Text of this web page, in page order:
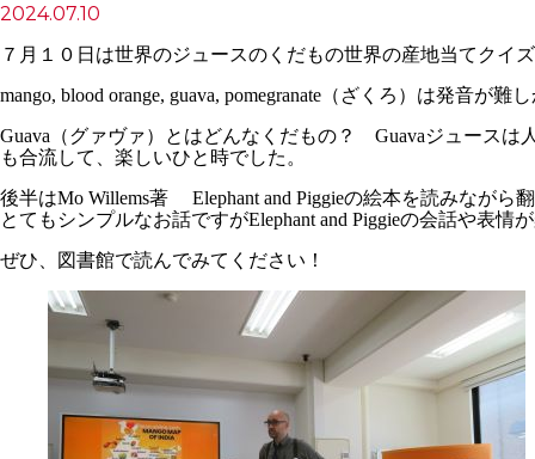
2024.07.10
７月１０日は世界のジュースのくだもの世界の産地当てクイ
mango, blood orange, guava, pomegranate（ざくろ）は発音が難
Guava（グァヴァ）とはどんなくだもの？ Guavaジュースは
も合流して、楽しいひと時でした。
後半はMo Willems著 Elephant and Piggieの絵本を読みながら
とてもシンプルなお話ですがElephant and Piggieの会話や表
ぜひ、図書館で読んでみてください！